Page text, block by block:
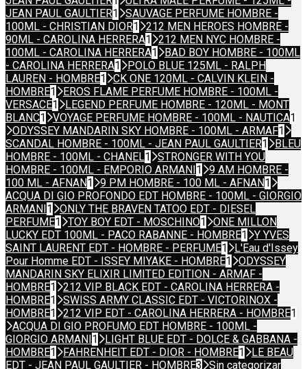
JEAN PAUL GAULTIER1
SAUVAGE PERFUME HOMBRE -
100ML - CHRISTIAN DIOR1
212 MEN HEROES HOMBRE -
90ML - CAROLINA HERRERA1
212 MEN NYC HOMBRE -
100ML - CAROLINA HERRERA1
BAD BOY HOMBRE - 100ML
- CAROLINA HERRERA1
POLO BLUE 125ML - RALPH
LAUREN - HOMBRE1
CK ONE 120ML - CALVIN KLEIN -
HOMBRE1
EROS FLAME PERFUME HOMBRE - 100ML -
VERSACE1
LEGEND PERFUME HOMBRE - 120ML - MONT
BLANC1 VOYAGE PERFUME HOMBRE - 100ML - NAUTICA1
ODYSSEY MANDARIN SKY HOMBRE - 100ML - ARMAF1
SCANDAL HOMBRE - 100ML - JEAN PAUL GAULTIER1
BLEU
HOMBRE - 100ML - CHANEL1
STRONGER WITH YOU
HOMBRE - 100ML - EMPORIO ARMANI 1
9 AM HOMBRE -
100 ML - AFNAN1 9 PM HOMBRE - 100 ML - AFNAN1
ACQUA DI GIO PROFONDO EDT HOMBRE - 100ML - GIORGIO
ARMANI 1
ONLY THE BRAVEN TATOO EDT - DIESEL
PERFUME1 TOY BOY EDT - MOSCHINO1
ONE MILLON
LUCKY EDT 100ML - PACO RABANNE - HOMBRE1
Y YVES
SAINT LAURENT EDT - HOMBRE - PERFUME1
L'Eau d'Issey
Pour Homme EDT - ISSEY MIYAKE - HOMBRE1
ODYSSEY
MANDARIN SKY ELIXIR LIMITED EDITION - ARMAF -
HOMBRE1
212 VIP BLACK EDT - CAROLINA HERRERA -
HOMBRE1
SWISS ARMY CLASSIC EDT - VICTORINOX -
HOMBRE1 212 VIP EDT - CAROLINA HERRERA - HOMBRE1
ACQUA DI GIO PROFUMO EDT HOMBRE - 100ML -
GIORGIO ARMANI 1
LIGHT BLUE EDT - DOLCE & GABBANA -
HOMBRE1 FAHRENHEIT EDT - DIOR - HOMBRE1
LE BEAU
EDT - JEAN PAUL GAULTIER - HOMBRE3
Sin categorizar